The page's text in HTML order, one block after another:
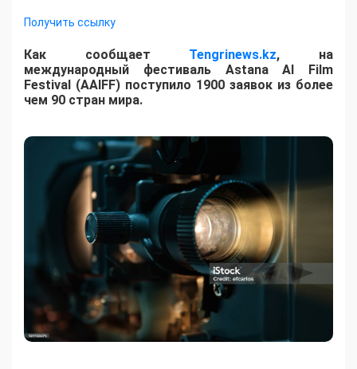
Получить ссылку
Как сообщает Tengrinews.kz, на
международный фестиваль Astana AI Film
Festival (AAIFF) поступило 1900 заявок из более
чем 90 стран мира.